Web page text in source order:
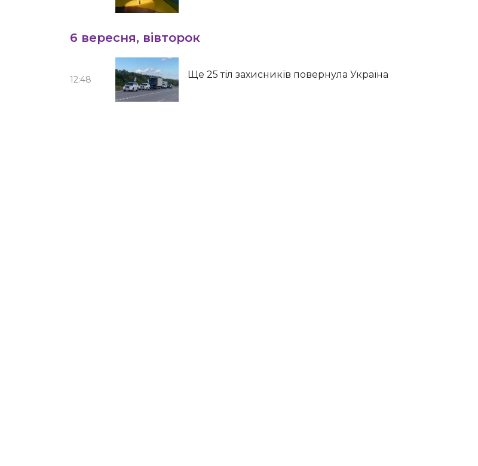
6 вересня, вівторок
12:48 Ще 25 тіл захисників повернула Україна